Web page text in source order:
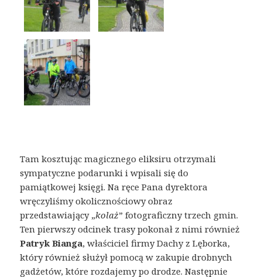
Tam kosztując magicznego eliksiru otrzymali
sympatyczne podarunki i wpisali się do
pamiątkowej księgi. Na ręce Pana dyrektora
wręczyliśmy okolicznościowy obraz
przedstawiający „kolaż” fotograficzny trzech gmin.
Ten pierwszy odcinek trasy pokonał z nimi również
Patryk Bianga, właściciel firmy Dachy z Lęborka,
który również służył pomocą w zakupie drobnych
gadżetów, które rozdajemy po drodze. Następnie